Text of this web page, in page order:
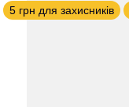
5 грн для захисників